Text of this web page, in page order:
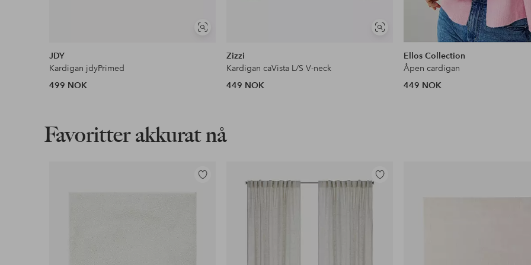
Vis
JDY
Kardigan jdyPrimed
499 NOK
Vis
lignende
Zizzi
Kardigan caVista L/S V-neck
449 NOK
Ellos Collection
Åpen cardigan
449 NOK
Favoritter akkurat nå
Legg
til
Legg